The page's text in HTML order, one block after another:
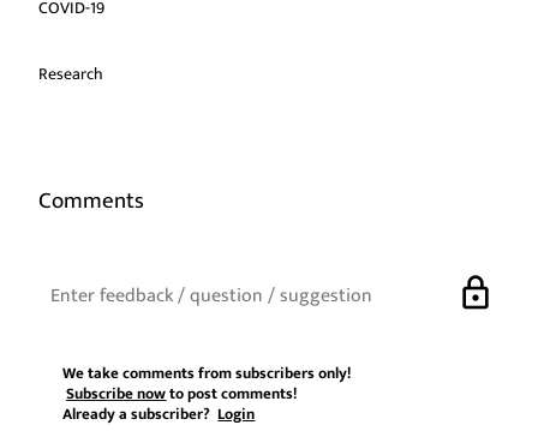
COVID-19
Research
Comments
lock
We take comments from subscribers only!
Subscribe nowto post comments!
Already a subscriber?Login